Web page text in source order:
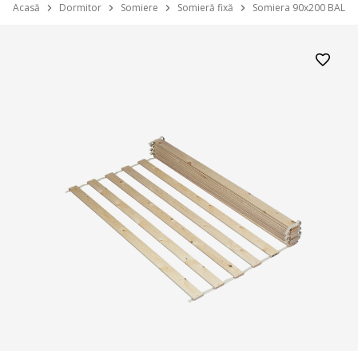
Acasă Dormitor Somiere Somieră fixă Somiera 90x200